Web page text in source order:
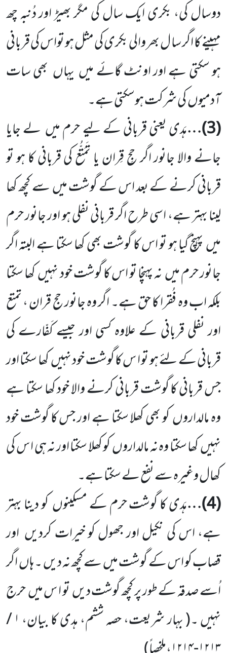
دوسال کی، بکریایک سال کی مگر بھیڑ اور دُنبہ چھ
مہینے کا اگر سا ل بھر والی بکری کی مثل ہو تواس کی قربانی
ہو سکتی ہے اور اونٹ گائے میں یہاں بھی سات
آدمیوںکی شرکت ہوسکتی ہے۔
(
3
)…ہَدی یعنی قربانی کے لیے حرم میں لے جایا
جانے والا جانور اگر حجِ قِران یا تَمَتُّع کی قربانی کا ہو تو
قربانی کرنے کے بعد اس کے گوشت میںسے کچھ کھا
لینا بہتر ہے، اسی طرح اگر قربانی نفلی ہو اور جانور حرم
میںپہنچ گیا ہو تو اس کا گوشت بھی کھا سکتا ہے البتہ اگر
جانور حرم میںنہ پہنچا تو اس کا گوشت خود نہیںکھا سکتا
بلکہ اب وہ فُقرا کا حق ہے۔ اگر وہ جانورحج قران ، تمتع
اور نفلی قربانی کے علاوہ کسی اور جیسے کَفّارے کی
قربانی کے لئے ہو تو ا س کا گوشت خود نہیںکھا سکتا اور
جس قربانیکا گوشت قربانی کرنے والا خود کھا سکتا ہے
وہ مالداروںکو بھی کھلا سکتا ہے اور جس کا گوشت خود
نہیںکھا سکتا وہ نہ مالداروںکو کھلا سکتا اور نہ ہی ا س کی
کھال وغیرہ سے نفع لے سکتا ہے۔
(
4
)…ہَدی کا گوشت حرم کے مسکینوںکو دینا بہتر
ہے، اس کی نکیل اور جھول کو خیرات کردیں اور
قصاب کو اس کے گوشتمیںسے کچھ نہ دیں ۔ ہاںاگر
اُسے صدقہ کے طور پر کچھ گوشت دیںتو ا س میںحرج
نہیں ۔(بہار شریعت، حصہ ششم، ہدی کا بیان، ۱/